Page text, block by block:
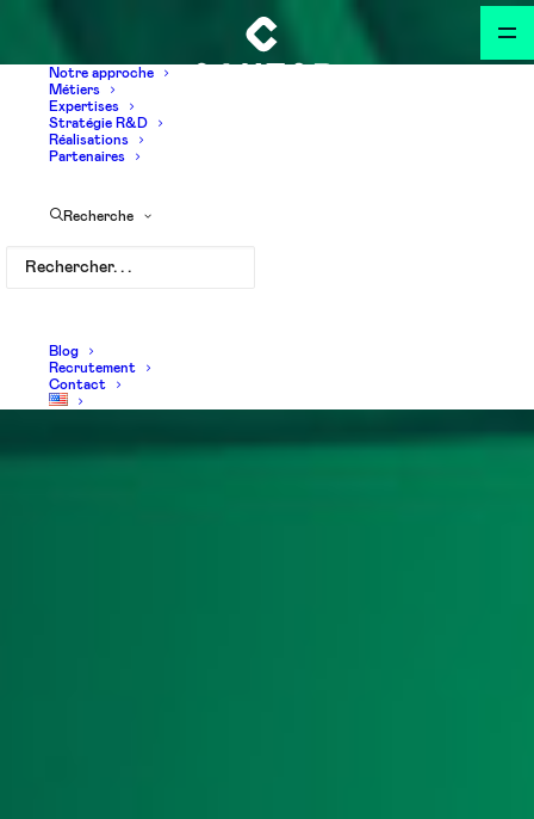
Notre approche
Métiers
Expertises
Stratégie R&D
Réalisations
Partenaires
Recherche
Blog
Recrutement
Contact